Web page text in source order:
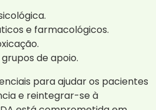
e farmacológicos.
de apoio.
para ajudar os pacientes
e reintegrar-se à